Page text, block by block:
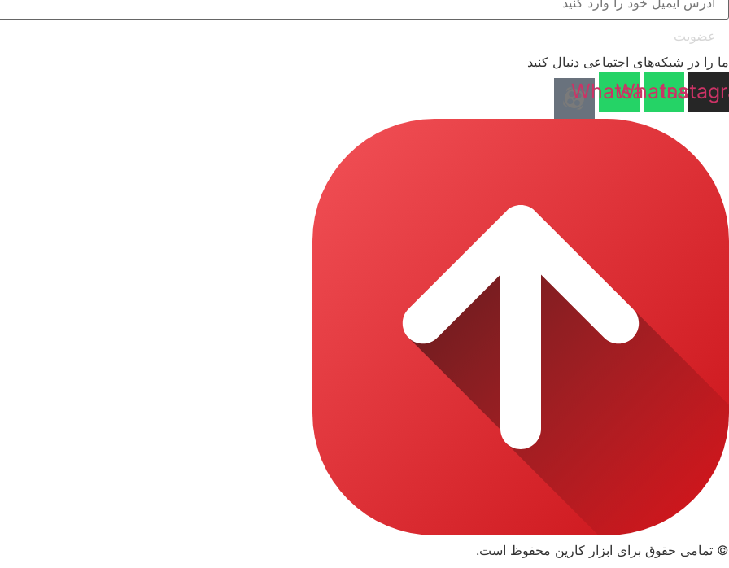
عضویت
ما را در شبکه‌های اجتماعی دنبال کنید
Whatsapp
Whatsapp
© تمامی حقوق برای ابزار کارین محفوظ است.